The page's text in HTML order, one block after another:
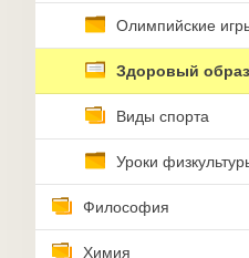
Олимпийские
Здоровый
Виды спорта
Уроки
Философия
Химия